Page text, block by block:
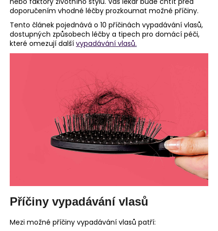
doporučením vhodné léčby prozkoumat možné příčiny.
Tento článek pojednává o 10 příčinách vypadávání vlasů,
dostupných způsobech léčby a tipech pro domácí péči,
které omezují další vypadávání vlasů.
Příčiny vypadávání vlasů
Mezi možné příčiny vypadávání vlasů patří:
HLEDAT
m
e